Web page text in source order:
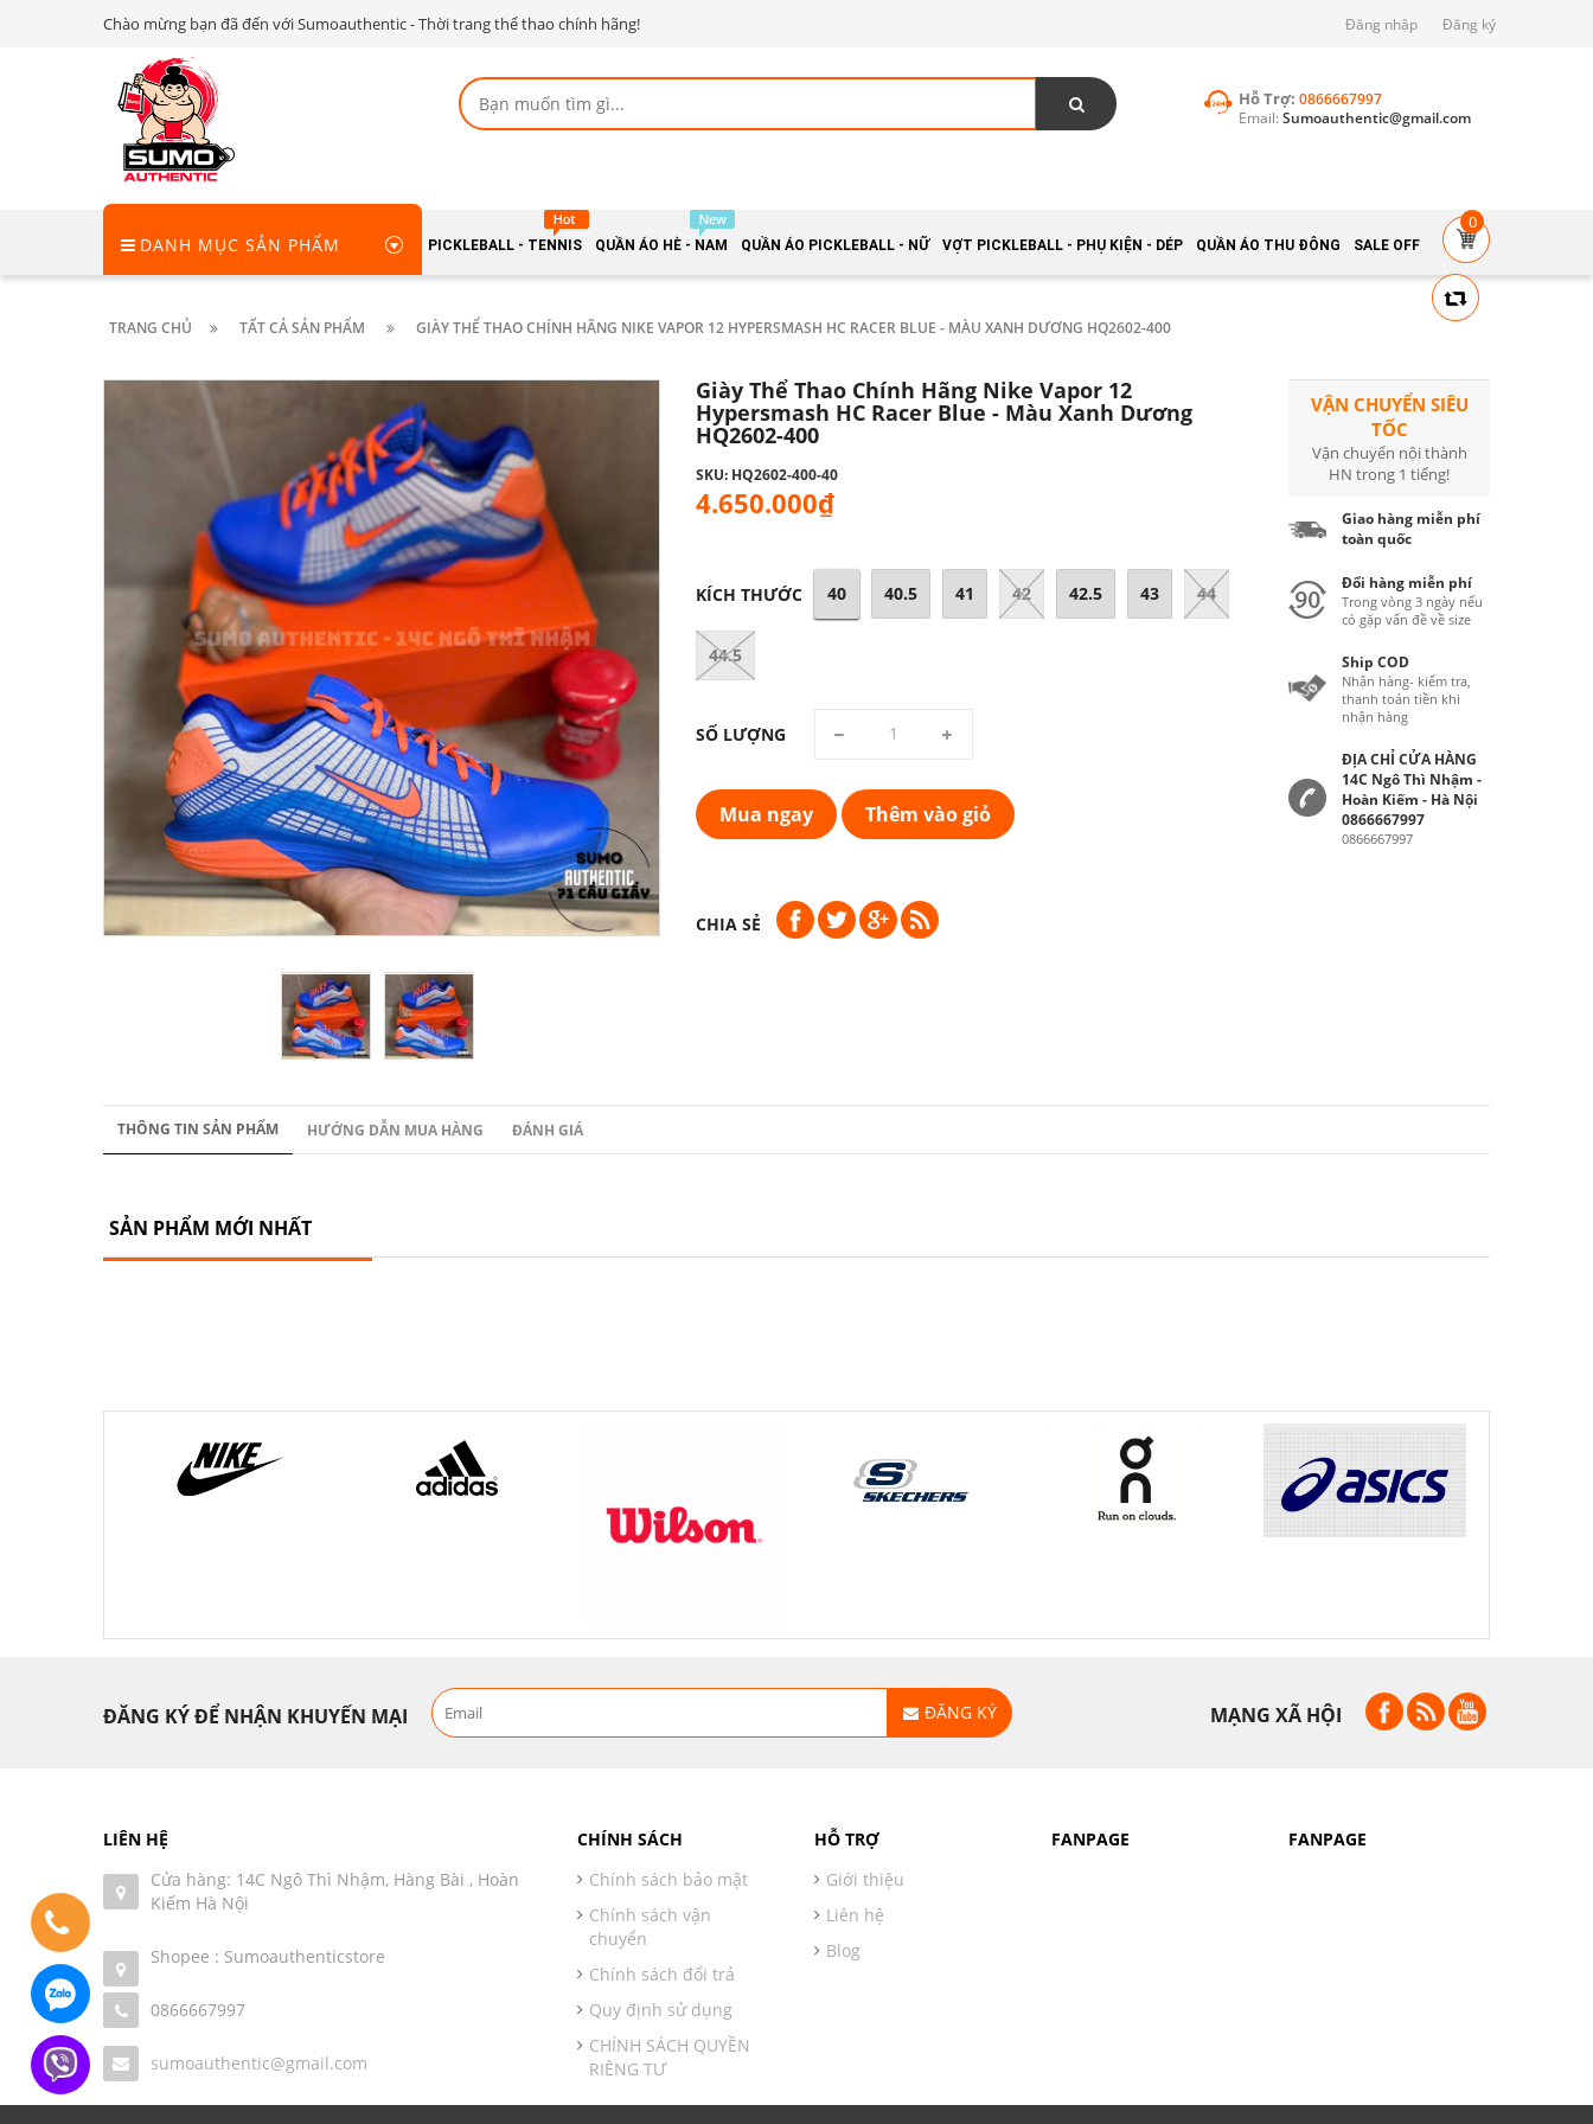
Chào mừng bạn đã đến với Sumoauthentic - Thời trang thể thao chính hãng! Đăng nhập Đăng ký
Hỗ Trợ: 0866667997
Email: Sumoauthentic@gmail.com
DANH MỤC SẢN PHẨM PICKLEBALL - TENNIS QUẦN ÁO HÈ - NAM QUẦN ÁO PICKLEBALL - NỮ VỢT PICKLEBALL - PHỤ KIỆN - DÉP QUẦN ÁO THU ĐÔNG SALE OFF
0
TRANG CHỦ TẤT CẢ SẢN PHẨM GIÀY THỂ THAO CHÍNH HÃNG NIKE VAPOR 12 HYPERSMASH HC RACER BLUE - MÀU XANH DƯƠNG HQ2602-400
Giày Thể Thao Chính Hãng Nike Vapor 12
Hypersmash HC Racer Blue - Màu Xanh Dương
HQ2602-400
SKU: HQ2602-400-40
4.650.000₫
KÍCH THƯỚC 40 40.5 41 42 42.5 43 44
44.5
SỐ LƯỢNG
Mua ngay Thêm vào giỏ
CHIA SẺ
VẬN CHUYỂN SIÊU
TỐC
Vận chuyển nội thành
HN trong 1 tiếng!
Giao hàng miễn phí
toàn quốc
Đổi hàng miễn phí
Trong vòng 3 ngày nếu
có gặp vấn đề về size
Ship COD
Nhận hàng- kiểm tra,
thanh toán tiền khi
nhận hàng
ĐỊA CHỈ CỬA HÀNG
14C Ngô Thì Nhậm -
Hoàn Kiếm - Hà Nội
0866667997
0866667997
THÔNG TIN SẢN PHẨM HƯỚNG DẪN MUA HÀNG ĐÁNH GIÁ
SẢN PHẨM MỚI NHẤT
ĐĂNG KÝ ĐỂ NHẬN KHUYẾN MẠI ĐĂNG KÝ MẠNG XÃ HỘI
LIÊN HỆ
Cửa hàng: 14C Ngô Thì Nhậm, Hàng Bài , Hoàn
Kiếm Hà Nội
Shopee : Sumoauthenticstore
0866667997
sumoauthentic@gmail.com
CHÍNH SÁCH
Chính sách bảo mật
Chính sách vận
chuyển
Chính sách đổi trả
Quy định sử dụng
CHÍNH SÁCH QUYỀN
RIÊNG TƯ
HỖ TRỢ
Giới thiệu
Liên hệ
Blog
FANPAGE FANPAGE